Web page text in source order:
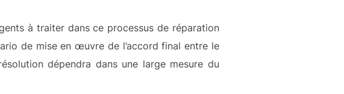
à traiter dans ce processus de réparation
de mise en œuvre de l’accord final entre le
dépendra dans une large mesure du